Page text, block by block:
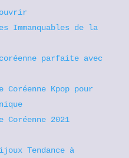
Immanquables de la
parfaite avec
Coréenne Kpop pour
Coréenne 2021
Tendance à